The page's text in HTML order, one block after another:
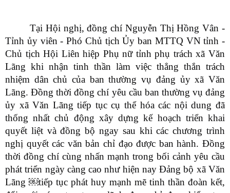
Tại Hội nghị, đồng chí Nguyễn Thị Hồng Vân -
Tỉnh ủy viên - Phó Chủ tịch Ủy ban MTTQ VN tỉnh -
Chủ tịch Hội Liên hiệp Phụ nữ tỉnh phụ trách xã Văn
Lãng khi nhận tinh thần làm việc thẳng thắn trách
nhiệm dân chủ của ban thường vụ đảng ủy xã Văn
Lãng. Đồng thời đồng chí yêu cầu ban thường vụ đảng
ủy xã Văn Lãng tiếp tục cụ thể hóa các nội dung đã
thống nhất chủ động xây dựng kế hoạch triển khai
quyết liệt và đồng bộ ngay sau khi các chương trình
nghị quyết các văn bản chỉ đạo được ban hành. Đồng
thời đồng chí cùng nhấn mạnh trong bối cảnh yêu cầu
phát triển ngày càng cao như hiện nay Đảng bộ xã Văn
Lãng ￼tiếp tục phát huy mạnh mẽ tinh thần đoàn kết,